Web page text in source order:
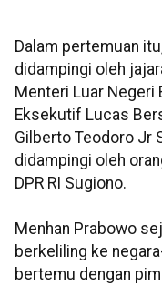
Dalam pertemuan
didampingi oleh
Menteri Luar Negeri
Eksekutif Lucas
Gilberto Teodoro Jr
didampingi oleh
DPR RI Sugiono.
Menhan Prabowo
berkeliling ke
bertemu dengan